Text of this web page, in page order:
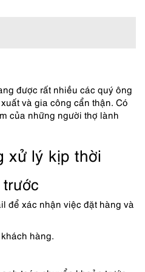
được rất nhiều các quý ông
và gia công cẩn thận. Có
của những người thợ lành
xử lý kịp thời
để xác nhận việc đặt hàng và
hàng.